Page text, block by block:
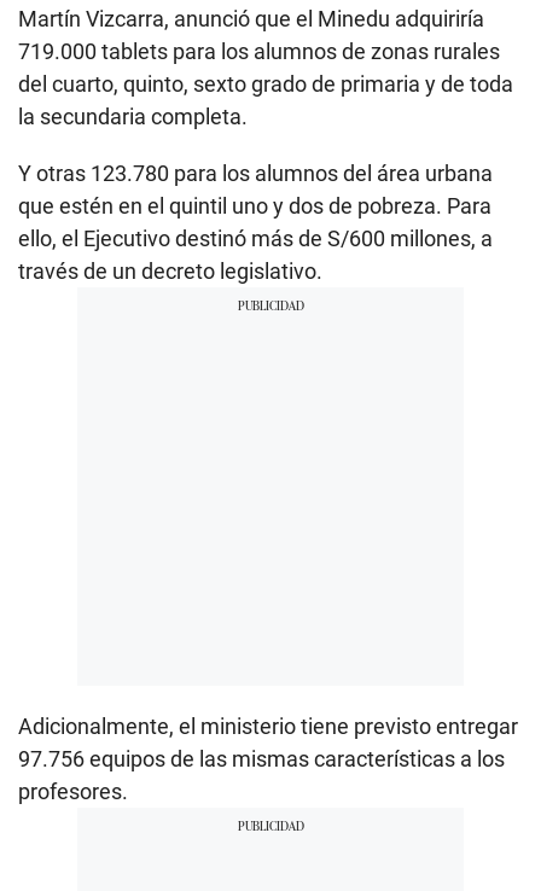
Martín Vizcarra, anunció que el Minedu adquiriría
719.000 tablets para los alumnos de zonas rurales
del cuarto, quinto, sexto grado de primaria y de toda
la secundaria completa.
Y otras 123.780 para los alumnos del área urbana
que estén en el quintil uno y dos de pobreza. Para
ello, el Ejecutivo destinó más de S/600 millones, a
través de un decreto legislativo.
Adicionalmente, el ministerio tiene previsto entregar
97.756 equipos de las mismas características a los
profesores.